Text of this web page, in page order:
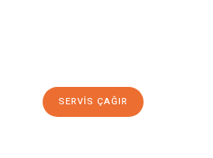
SERVIS ÇAĞIR